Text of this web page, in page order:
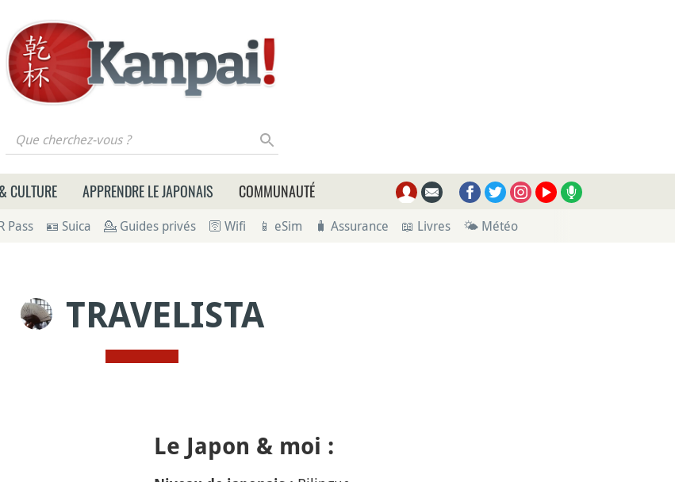
vous ?
CULTURE APPRENDRE LE JAPONAIS COMMUNAUTÉ
Pass 🪪 Suica 💁 Guides privés 🛜 Wifi 📱 eSim 🧳 Assurance 📖 Livres 🌤 Météo
TRAVELISTA
Le Japon & moi :